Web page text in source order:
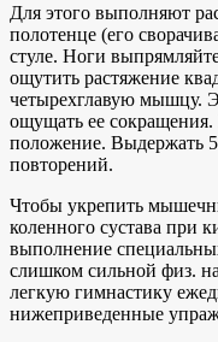
Для этого выполняют
полотенце (его
стуле. Ноги
ощутить растяжение
четырехглавую мышцу.
ощущать ее
положение. Выдержать 5
повторений.
Чтобы укрепить
коленного сустава при
выполнение
слишком сильной физ.
легкую гимнастику
нижеприведенные